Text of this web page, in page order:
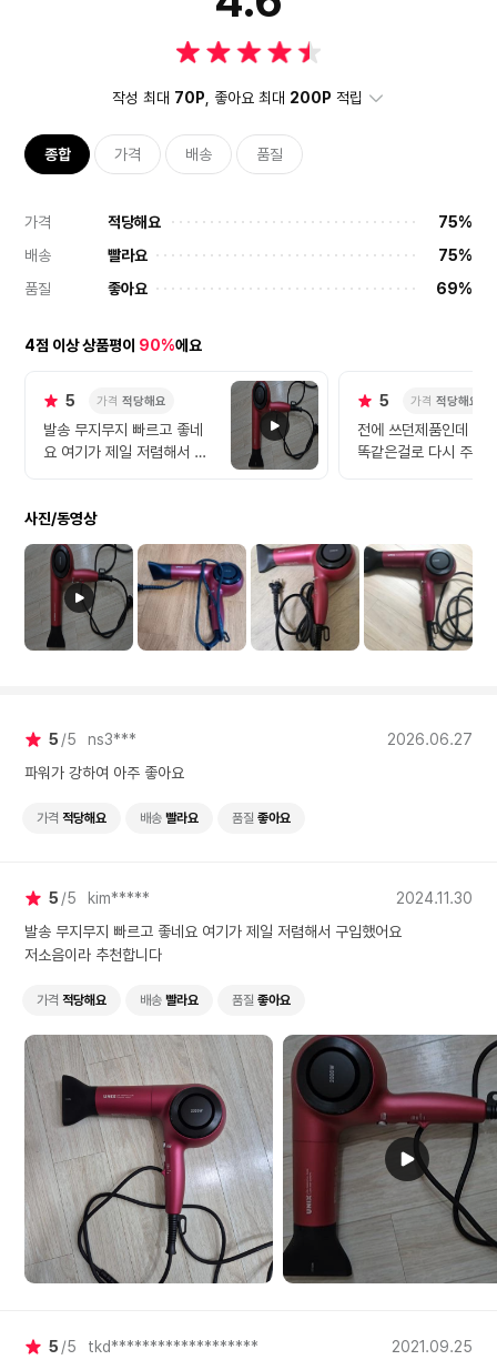
작성 최대 70P, 좋아요 최대 200P 적립
종합 가격 배송 품질
가격 적당해요
75%
배송
빨라요
75%
품질
좋아요 69%
4점 이상 상품평이 90%에요
5 가격 적당해요
발송 무지무지 빠르고 좋네
요 여기가 제일 저렴해서 구
5 가격 적당해요
전에 쓰던제품인데 고
똑같은걸로 다시 주문
사진/동영상
5 5 ns3***
2026.06.27
파워가 강하여 아주 좋아요
가격 적당해요 배송 빨라요 품질 좋아요
5 5 kim*****
2024.11.30
발송 무지무지 빠르고 좋네요 여기가 제일 저렴해서 구입했어요
저소음이라 추천합니다
가격 적당해요 배송 빨라요 품질 좋아요
5 5 tkd*******************
2021.09.25